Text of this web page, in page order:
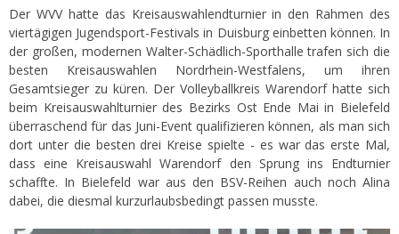
Der WVV hatte das Kreisauswahlendturnier in den Rahmen des
viertägigen Jugendsport-Festivals in Duisburg einbetten können. In
der großen, modernen Walter-Schädlich-Sporthalle trafen sich die
besten Kreisauswahlen Nordrhein-Westfalens, um ihren
Gesamtsieger zu küren. Der Volleyballkreis Warendorf hatte sich
beim Kreisauswahlturnier des Bezirks Ost Ende Mai in Bielefeld
überraschend für das Juni-Event qualifizieren können, als man sich
dort unter die besten drei Kreise spielte - es war das erste Mal,
dass eine Kreisauswahl Warendorf den Sprung ins Endturnier
schaffte. In Bielefeld war aus den BSV-Reihen auch noch Alina
dabei, die diesmal kurzurlaubsbedingt passen musste.